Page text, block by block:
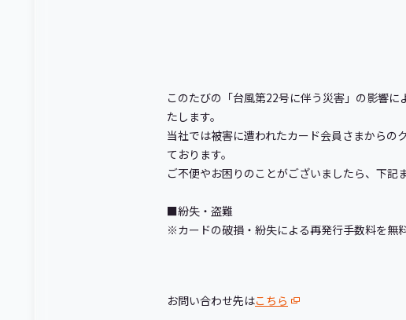
このたびの「台風第22号に伴う災害」の影響に
たします。
当社では被害に遭われたカード会員さまから
ております。
ご不便やお困りのことがございましたら、下記
■紛失・盗難
※カードの破損・紛失による再発行手数料を無
お問い合わせ先はこちら